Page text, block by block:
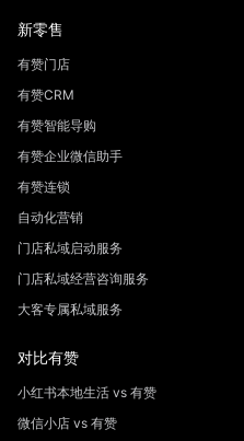
新零售
有赞门店
有赞CRM
有赞智能导购
有赞企业微信助手
有赞连锁
自动化营销
门店私域启动服务
门店私域经营咨询服务
大客专属私域服务
对比有赞
小红书本地生活 vs 有赞
微信小店 vs 有赞